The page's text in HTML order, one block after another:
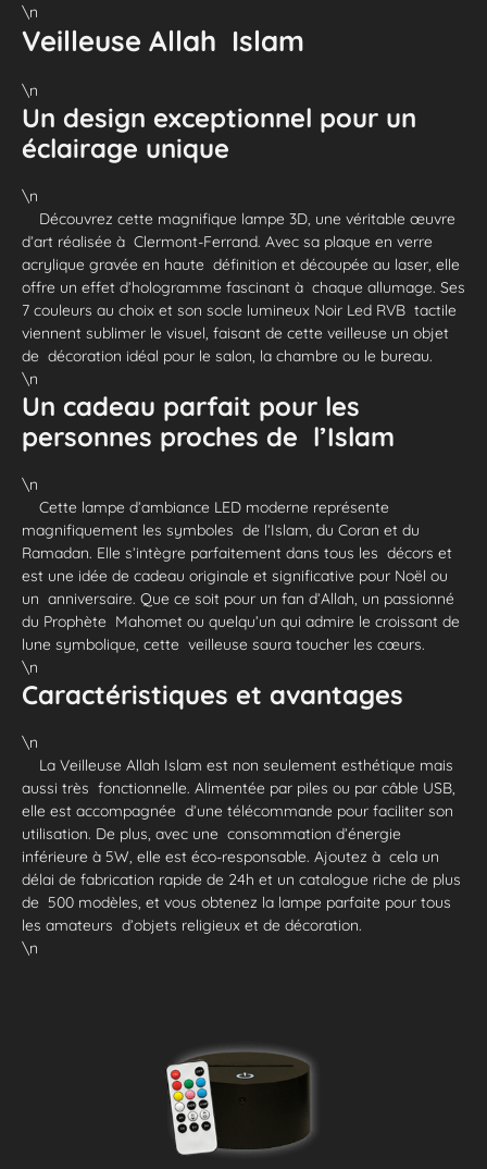
\n
Veilleuse Allah Islam
\n
Un design exceptionnel pour un
éclairage unique
\n
Découvrez cette magnifique lampe 3D, une véritable œuvre
d’art réalisée à Clermont-Ferrand. Avec sa plaque en verre
acrylique gravée en haute définition et découpée au laser, elle
offre un effet d’hologramme fascinant à chaque allumage. Ses
7 couleurs au choix et son socle lumineux Noir Led RVB tactile
viennent sublimer le visuel, faisant de cette veilleuse un objet
de décoration idéal pour le salon, la chambre ou le bureau.
\n
Un cadeau parfait pour les
personnes proches de l’Islam
\n
Cette lampe d’ambiance LED moderne représente
magnifiquement les symboles de l’Islam, du Coran et du
Ramadan. Elle s’intègre parfaitement dans tous les décors et
est une idée de cadeau originale et significative pour Noël ou
un anniversaire. Que ce soit pour un fan d’Allah, un passionné
du Prophète Mahomet ou quelqu’un qui admire le croissant de
lune symbolique, cette veilleuse saura toucher les cœurs.
\n
Caractéristiques et avantages
\n
La Veilleuse Allah Islam est non seulement esthétique mais
aussi très fonctionnelle. Alimentée par piles ou par câble USB,
elle est accompagnée d’une télécommande pour faciliter son
utilisation. De plus, avec une consommation d’énergie
inférieure à 5W, elle est éco-responsable. Ajoutez à cela un
délai de fabrication rapide de 24h et un catalogue riche de plus
de 500 modèles, et vous obtenez la lampe parfaite pour tous
les amateurs d’objets religieux et de décoration.
\n